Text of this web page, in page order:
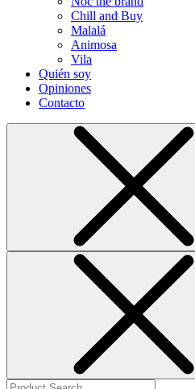
Chill and Buy
Malalá
Animosa
Vila
Quién soy
Opiniones
Contacto